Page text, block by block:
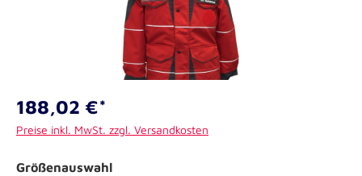
188,02 €*
Preise inkl. MwSt. zzgl. Versandkosten
Größenauswahl